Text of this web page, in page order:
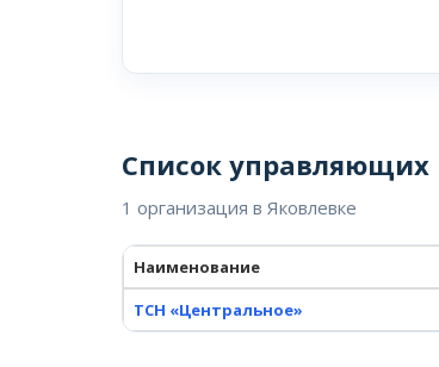
Список
1 организация в Яковлевке
Наименование
ТСН «Центральное»